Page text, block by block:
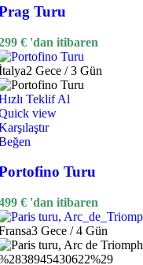
Turu
€ 'dan itibaren
2 Gece / 3 Gün
Teklif Al
view
Turu
€ 'dan itibaren
3 Gece / 4 Gün